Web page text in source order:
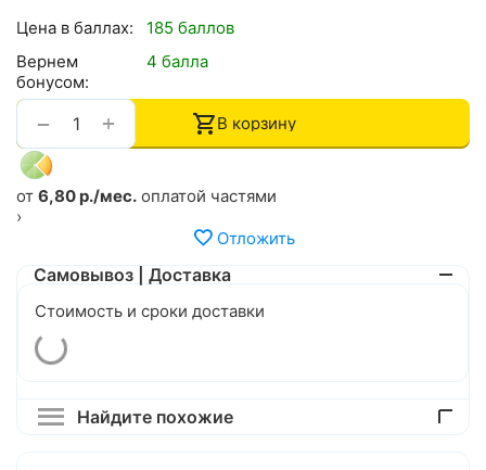
Цена в баллах:
185 баллов
Вернем
бонусом:
4 балла
+
− В корзину
от 6,80 р./мес. оплатой частями
›
Отложить
Самовывоз | Доставка
Стоимость и сроки доставки
Найдите похожие